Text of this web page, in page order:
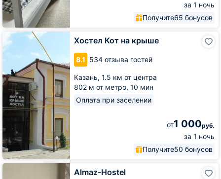
за 1 ночь
Получите65 бонусов
Хостел Кот на крыше
8.1 534 отзыва гостей
Казань, 1.5 км от центра
802 м от метро, 10 мин
Оплата при заселении
от1 000руб.
за 1 ночь
Получите50 бонусов
Хостел
Кот
на
Almaz-Hostel
Almaz-